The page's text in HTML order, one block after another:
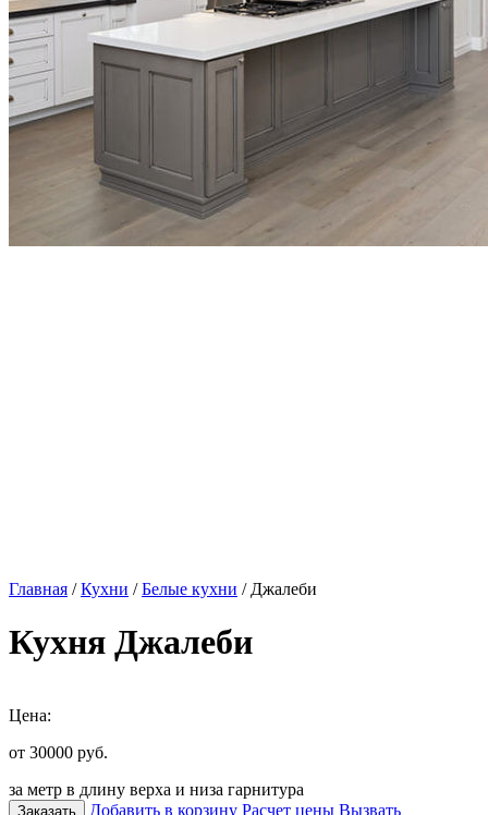
Главная /Кухни /Белые кухни / Джалеби
Кухня Джалеби
Цена:
от 30000 руб.
за метр в длину верха и низа гарнитура
Заказать Добавить в корзину Расчет цены Вызвать